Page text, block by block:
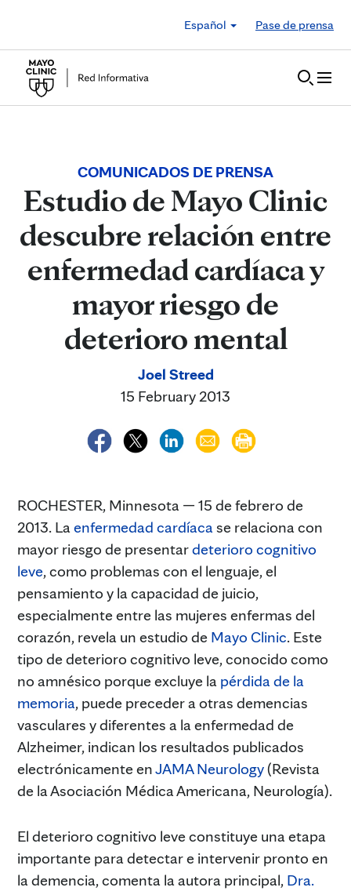
Español
Pase de prensa
COMUNICADOS DE PRENSA
Estudio de Mayo Clinic
descubre relación entre
enfermedad cardíaca y
mayor riesgo de
deterioro mental
Joel Streed
15 February 2013
ROCHESTER, Minnesota — 15 de febrero de
2013. La enfermedad cardíaca se relaciona con
mayor riesgo de presentardeterioro cognitivo
leve, como problemas con el lenguaje, el
pensamiento y la capacidad de juicio,
especialmente entre las mujeres enfermas del
corazón, revela un estudio de Mayo Clinic. Este
tipo de deterioro cognitivo leve, conocido como
no amnésico porque excluye la pérdida de la
memoria, puede preceder a otras demencias
vasculares y diferentes a la enfermedad de
Alzheimer, indican los resultados publicados
electrónicamente enJAMA Neurology(Revista
de la Asociación Médica Americana, Neurología).
El deterioro cognitivo leve constituye una etapa
importante para detectar e intervenir pronto en
la demencia, comenta la autora principal, Dra.